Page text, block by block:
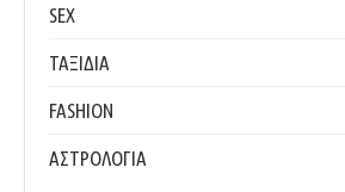
SEX
ΤΑΞΙΔΙΑ
FASHION
ΑΣΤΡΟΛΟΓΙΑ